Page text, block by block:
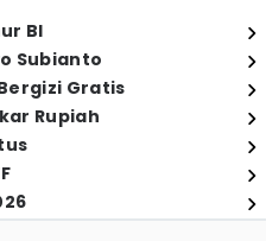
BI
Subianto
Gratis
Rupiah